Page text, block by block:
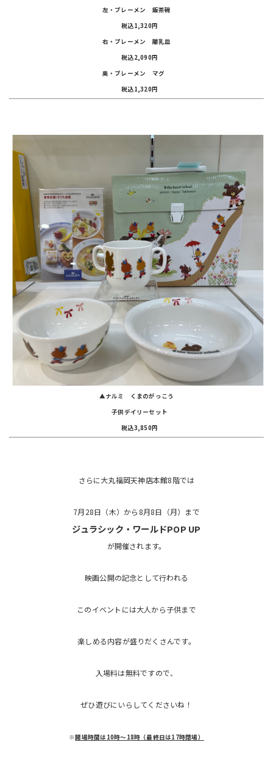
左・ブレーメン 飯茶碗
税込1,320円
右・ブレーメン 離乳皿
税込2,090円
奥・ブレーメン マグ
税込1,320円
▲ナルミ くまのがっこう
子供デイリーセット
税込3,850円
さらに大丸福岡天神店本館8階では
7月28日（木）から8月8日（月）まで
ジュラシック・ワールドPOP UP
が開催されます。
映画公開の記念として行われる
このイベントには大人から子供まで
楽しめる内容が盛りだくさんです。
入場料は無料ですので、
ぜひ遊びにいらしてくださいね！
※開場時間は 10時〜18時 （最終日は17時閉場）